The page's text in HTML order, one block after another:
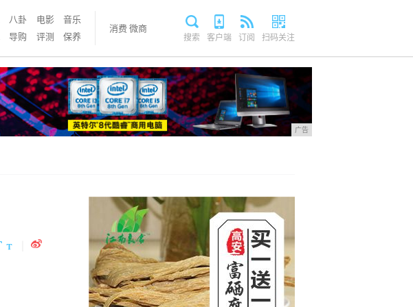
八卦 电影
音乐
导购 评测 保养
消费 微商
搜索 客户端 订阅 扫码关注
广告